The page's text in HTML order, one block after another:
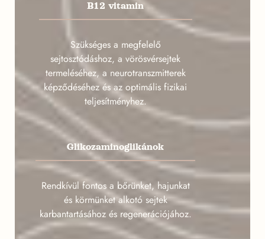
B12 vitamin
Szükséges a megfelelő
sejtosztódáshoz, a vörösvérsejtek
termeléséhez, a neurotranszmitterek
képződéséhez és az optimális fizikai
teljesítményhez.
Glikozaminoglikánok
Rendkívül fontos a bőrünket, hajunkat
és körmünket alkotó sejtek
karbantartásához és regenerációjához.